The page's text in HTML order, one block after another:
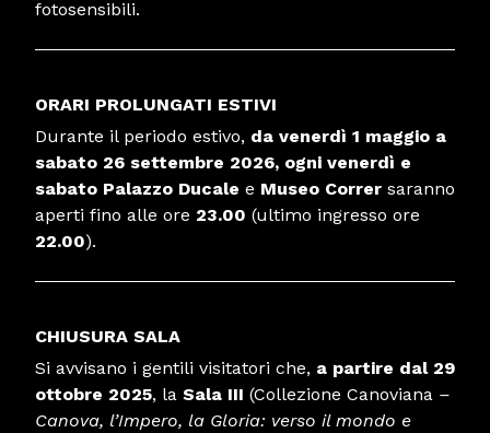
fotosensibili.
ORARI PROLUNGATI ESTIVI
Durante il periodo estivo, da venerdì 1 maggio a
sabato 26 settembre 2026, ogni venerdì e
sabato Palazzo Ducale e Museo Correr saranno
aperti fino alle ore 23.00 (ultimo ingresso ore
22.00).
CHIUSURA SALA
Si avvisano i gentili visitatori che, a partire dal 29
ottobre 2025, la Sala III (Collezione Canoviana –
Canova, l’Impero, la Gloria: verso il mondo e